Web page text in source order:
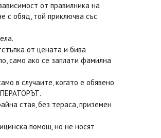
от правилника на
с обяд, той приключва със
от цената и бива
само ако се заплати фамилна
в случаите, когато е обявено
стая, без тераса, приземен
помощ, но не носят